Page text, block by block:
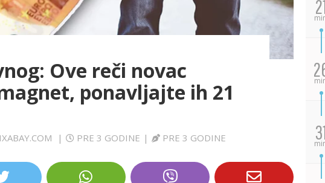
Ove reči novac
ponavljajte ih 21
| PRE 3 GODINE | PRE 3 GODINE